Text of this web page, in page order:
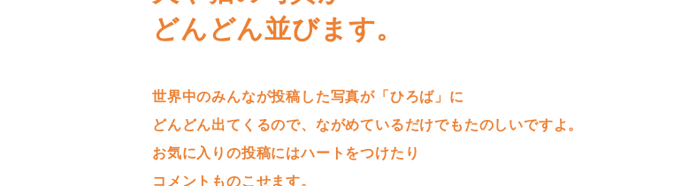
どんどん並びます。
世界中のみんなが投稿した写真が「ひろば」に
どんどん出てくるので、ながめているだけでもたのしいですよ。
お気に入りの投稿にはハートをつけたり
コメントものこせます。